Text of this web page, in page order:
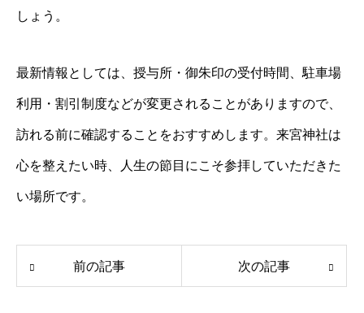
しょう。
最新情報としては、授与所・御朱印の受付時間、駐車場
利用・割引制度などが変更されることがありますので、
訪れる前に確認することをおすすめします。来宮神社は
心を整えたい時、人生の節目にこそ参拝していただきた
い場所です。
前の記事 次の記事